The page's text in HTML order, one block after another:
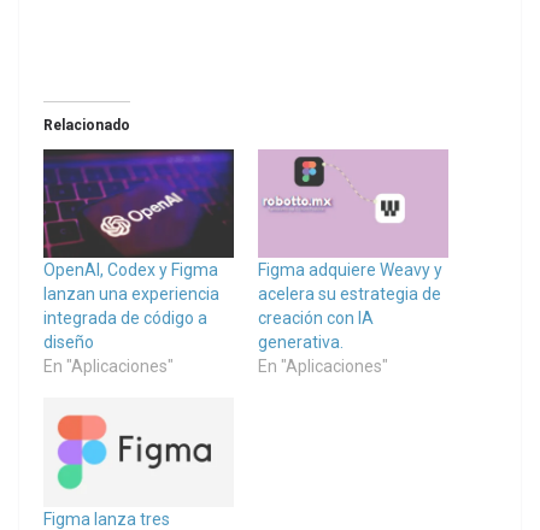
Relacionado
OpenAI, Codex y Figma
lanzan una experiencia
integrada de código a
diseño
En "Aplicaciones"
Figma adquiere Weavy y
acelera su estrategia de
creación con IA
generativa.
En "Aplicaciones"
Figma lanza tres